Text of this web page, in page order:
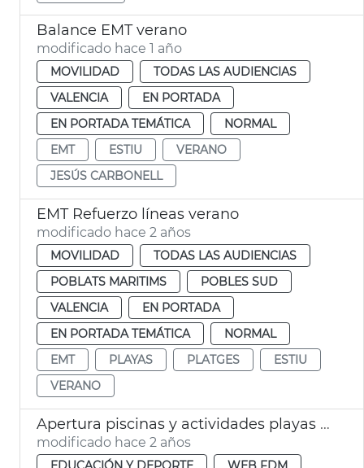
Balance EMT verano
modificado hace 1 año
MOVILIDAD
TODAS LAS AUDIENCIAS
VALENCIA
EN PORTADA
EN PORTADA TEMÁTICA
NORMAL
EMT
ESTIU
VERANO
JESÚS CARBONELL
EMT Refuerzo líneas verano
modificado hace 2 años
MOVILIDAD
TODAS LAS AUDIENCIAS
POBLATS MARITIMS
POBLES SUD
VALENCIA
EN PORTADA
EN PORTADA TEMÁTICA
NORMAL
EMT
PLAYAS PLATGES
ESTIU
VERANO
Apertura piscinas y actividades playas verano 2024
modificado hace 2 años